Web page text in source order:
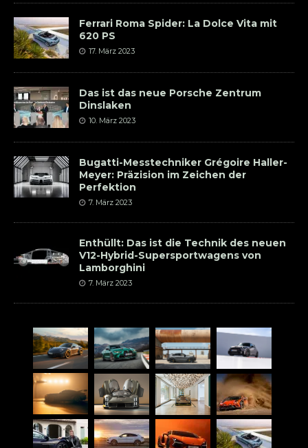
Ferrari Roma Spider: La Dolce Vita mit
620 PS
17. März 2023
Das ist das neue Porsche Zentrum
Dinslaken
10. März 2023
Bugatti-Messtechniker Grégoire Haller-
Meyer: Präzision im Zeichen der
Perfektion
7. März 2023
Enthüllt: Das ist die Technik des neuen
V12-Hybrid-Supersportwagens von
Lamborghini
7. März 2023